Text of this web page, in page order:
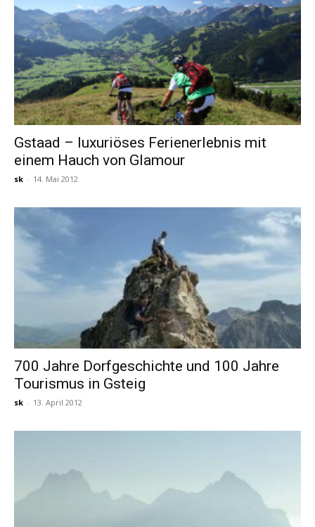
Gstaad – luxuriöses Ferienerlebnis mit
einem Hauch von Glamour
sk - 14. Mai 2012
700 Jahre Dorfgeschichte und 100 Jahre
Tourismus in Gsteig
sk - 13. April 2012